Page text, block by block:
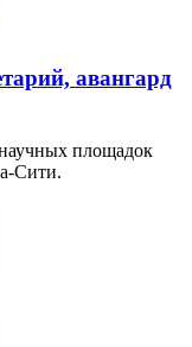
авангард
площадок
Сити.